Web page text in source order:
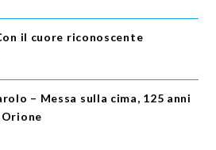
il cuore riconoscente
– Messa sulla cima, 125 anni